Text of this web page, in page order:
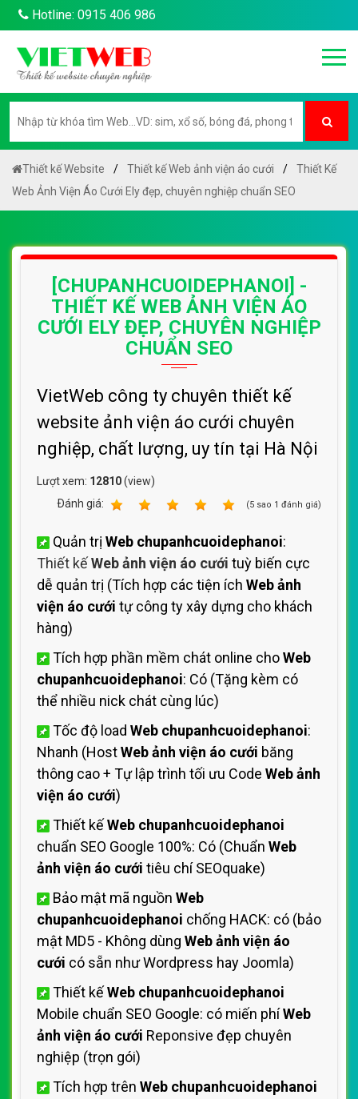
Hotline: 0915 406 986
Thiết kế Website Thiết kế Web ảnh viện áo cưới
Thiết Kế
Web Ảnh Viện Áo Cưới Ely đẹp, chuyên nghiệp chuẩn SEO
[CHUPANHCUOIDEPHANOI] -
THIẾT KẾ WEB ẢNH VIỆN ÁO
CƯỚI ELY ĐẸP, CHUYÊN NGHIỆP
CHUẨN SEO
VietWeb công ty chuyên thiết kế
website ảnh viện áo cưới chuyên
nghiệp, chất lượng, uy tín tại Hà Nội
Lượt xem: 12810(view)
Ðánh giá:
(5 sao 1 đánh giá)
Quản trị Web chupanhcuoidephanoi:
Thiết kếWeb ảnh viện áo cưới tuỳ biến cực
dễ quản trị (Tích hợp các tiện ích Web ảnh
viện áo cưới tự công ty xây dựng cho khách
hàng)
Tích hợp phần mềm chát online choWeb
chupanhcuoidephanoi: Có (Tặng kèm có
thể nhiều nick chát cùng lúc)
Tốc độ load Web chupanhcuoidephanoi:
Nhanh (HostWeb ảnh viện áo cưới băng
thông cao + Tự lập trình tối ưu Code Web ảnh
viện áo cưới)
Thiết kếWeb chupanhcuoidephanoi
chuẩn SEO Google 100%: Có (Chuẩn Web
ảnh viện áo cưới tiêu chí SEOquake)
Bảo mật mã nguồn Web
chupanhcuoidephanoi chống HACK: có (bảo
mật MD5 - Không dùng Web ảnh viện áo
cưới có sẵn như Wordpress hay Joomla)
Thiết kếWeb chupanhcuoidephanoi
Mobile chuẩn SEO Google: có miến phíWeb
ảnh viện áo cưới Reponsive đẹp chuyên
nghiệp (trọn gói)
Tích hợp trên Web chupanhcuoidephanoi